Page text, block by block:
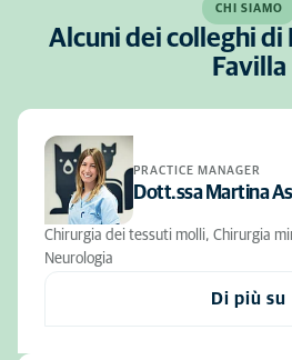
CHI SIAMO
Alcuni dei colleghi di
Favilla
PRACTICE MANAGER
Dott.ssa Martina
Chirurgia dei tessuti molli, Chirurgia
Neurologia
Di più su